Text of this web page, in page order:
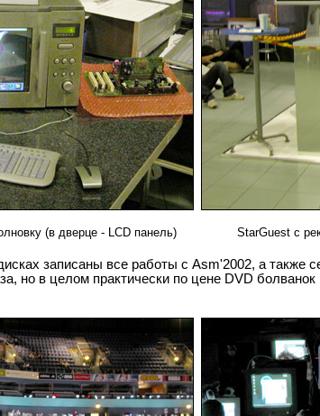
записаны все работы с Asm'2002, а также
но в целом практически по цене DVD